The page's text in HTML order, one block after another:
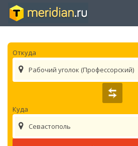
Откуда
Рабочий уголок (Профессорский)
Куда
Севастополь